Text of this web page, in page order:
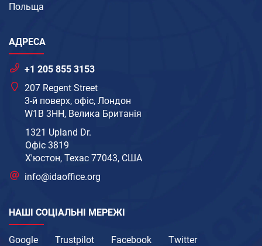
Польща
АДРЕСА
+1 205 855 3153
207 Regent Street
3-й поверх, офіс, Лондон
W1B 3HH, Велика Британія
1321 Upland Dr.
Офіс 3819
Х'юстон, Техас 77043, США
info@idaoffice.org
НАШІ СОЦІАЛЬНІ МЕРЕЖІ
Google Trustpilot Facebook
Twitter